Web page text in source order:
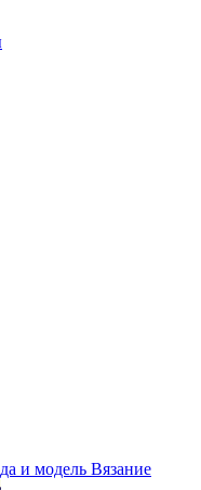
и модель Вязание